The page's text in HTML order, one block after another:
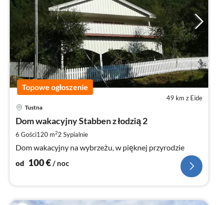
Topowe ogłoszenie
49 km z Eide
Tustna
Dom wakacyjny Stabben z łodzią 2
6 Gości120 m22 Sypialnie
Dom wakacyjny na wybrzeżu, w pięknej przyrodzie
od 100€/ noc